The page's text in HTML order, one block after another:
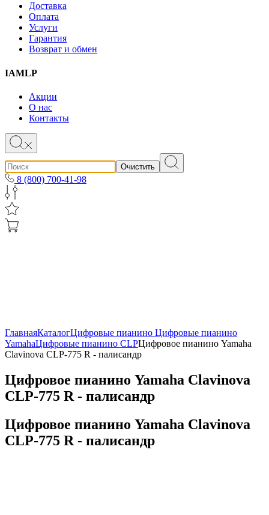
Доставка
Оплата
Услуги
Гарантия
Возврат и обмен
IAMLP
Акции
О нас
Контакты
Очистить
8 (800) 700-41-98
ГлавнаяКаталогЦифровые пианино Цифровые пианино
YamahaЦифровые пианино CLPЦифровое пианино Yamaha
Clavinova CLP-775 R - палисандр
Цифровое пианино Yamaha Clavinova
CLP-775 R - палисандр
Цифровое пианино Yamaha Clavinova
CLP-775 R - палисандр